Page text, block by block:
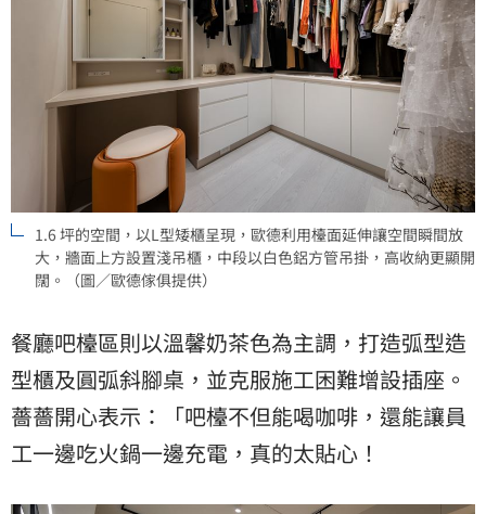
1.6 坪的空間，以L型矮櫃呈現，歐德利用檯面延伸讓空間瞬間放
大，牆面上方設置淺吊櫃，中段以白色鋁方管吊掛，高收納更顯開
闊。（圖／歐德傢俱提供）
餐廳吧檯區則以溫馨奶茶色為主調，打造弧型造
型櫃及圓弧斜腳桌，並克服施工困難增設插座。
薔薔開心表示：「吧檯不但能喝咖啡，還能讓員
工一邊吃火鍋一邊充電，真的太貼心！